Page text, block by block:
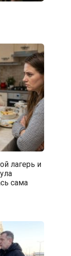
лагерь и
сама